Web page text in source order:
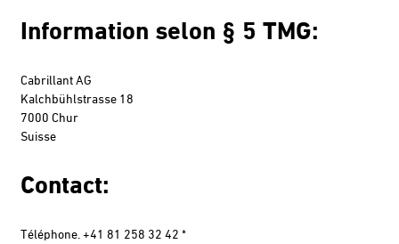
Information selon § 5 TMG:
Cabrillant AG
Kalchbühlstrasse 18
7000 Chur
Suisse
Contact:
Téléphone. +41 81 258 32 42 *